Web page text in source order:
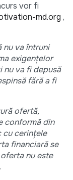
vor fi
md.org ,
nu va întruni
exigenţelor
nu va fi depusă
fără a fi
ofertă,
conformă din
cu cerințele
financiară se
nu este